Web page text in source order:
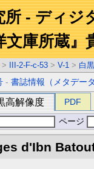
所 - ディジ
文庫所蔵』
> III-2-F-c-53 > V-1 > 白
-書誌情報（メタデー
高解像度 PDF
ページ
d'Ibn